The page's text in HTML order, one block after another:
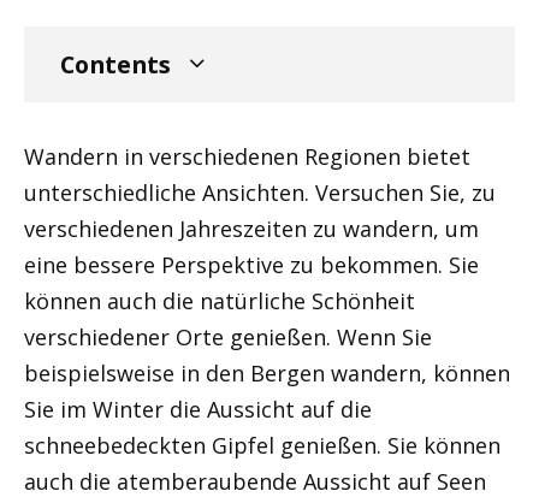
Contents
Wandern in verschiedenen Regionen bietet
unterschiedliche Ansichten. Versuchen Sie, zu
verschiedenen Jahreszeiten zu wandern, um
eine bessere Perspektive zu bekommen. Sie
können auch die natürliche Schönheit
verschiedener Orte genießen. Wenn Sie
beispielsweise in den Bergen wandern, können
Sie im Winter die Aussicht auf die
schneebedeckten Gipfel genießen. Sie können
auch die atemberaubende Aussicht auf Seen